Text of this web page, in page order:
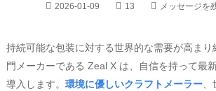
2026-01-09 13 メッセージを
持続可能な包装に対する世界的な需要が高ま
門メーカーである Zeal X は、自信を持って最
導入します。 環境に優しいクラフトメーラー、